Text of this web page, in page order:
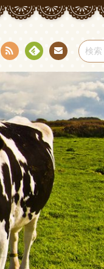
RSS Fee
わせ